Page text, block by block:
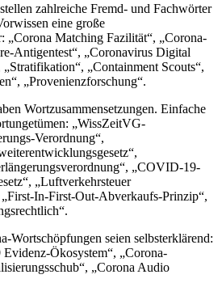
zahlreiche Fremd- und Fachwörter
eine große
„Corona Matching Fazilität“, „Corona-
Antigentest“, „Coronavirus Digital
„Containment Scouts“,
„Provenienzforschung“.
Wortzusammensetzungen. Einfache
„WissZeitVG-
Verordnung“,
„COVID-19-
„Luftverkehrsteuer
In-First-Out-Abverkaufs-Prinzip“,
Wortschöpfungen seien selbsterklärend:
Ökosystem“, „Corona-
„Corona Audio